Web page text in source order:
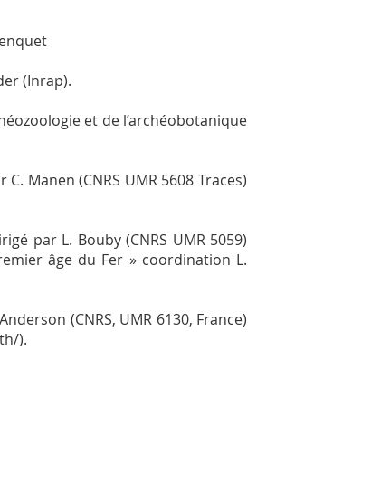
(Inrap).
et de l’archéobotanique
Manen (CNRS UMR 5608 Traces)
par L. Bouby (CNRS UMR 5059)
âge du Fer » coordination L.
(CNRS, UMR 6130, France)
).